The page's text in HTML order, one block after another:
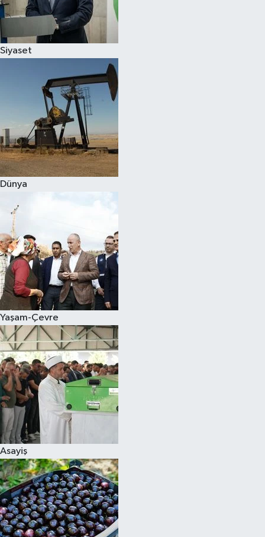
Siyaset
Dünya
Yaşam-Çevre
Asayiş
Spor
Çocuk
Eğitim
Hava Durumu
Kadın
Kültür Sanat
Sağlık
Siyaset
Teknoloji
Televizyon
Yaşam-Çevre